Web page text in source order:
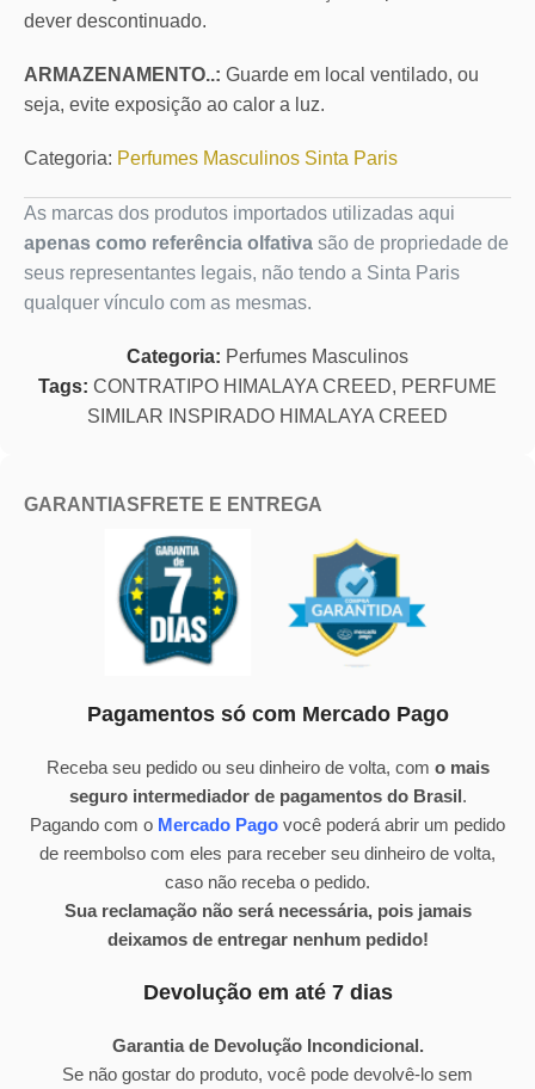
dever descontinuado.
ARMAZENAMENTO..: Guarde em local ventilado, ou
seja, evite exposição ao calor a luz.
Categoria: Perfumes Masculinos Sinta Paris
As marcas dos produtos importados utilizadas aqui
apenas como referência olfativa são de propriedade de
seus representantes legais, não tendo a Sinta Paris
qualquer vínculo com as mesmas.
Categoria: Perfumes Masculinos
Tags: CONTRATIPO HIMALAYA CREED, PERFUME
SIMILAR INSPIRADO HIMALAYA CREED
GARANTIAS FRETE E ENTREGA
Pagamentos só com Mercado Pago
Receba seu pedido ou seu dinheiro de volta, com o mais
seguro intermediador de pagamentos do Brasil.
Pagando com o Mercado Pago você poderá abrir um pedido
de reembolso com eles para receber seu dinheiro de volta,
caso não receba o pedido.
Sua reclamação não será necessária, pois jamais
deixamos de entregar nenhum pedido!
Devolução em até 7 dias
Garantia de Devolução Incondicional.
Se não gostar do produto, você pode devolvê-lo sem